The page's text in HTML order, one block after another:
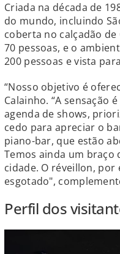
Criada na década de
do mundo, incluindo
coberta no calçadão
70 pessoas, e o
200 pessoas e vista
“Nosso objetivo é
Calainho. “A sensação
agenda de shows,
cedo para apreciar o
piano-bar, que estão
Temos ainda um braço
cidade. O réveillon, por
esgotado",
Perfil dos